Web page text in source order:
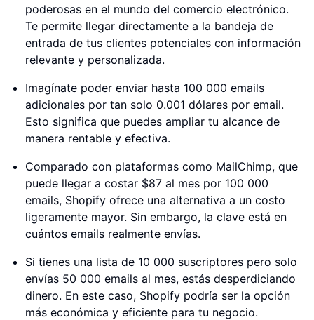
poderosas en el mundo del comercio electrónico.
Te permite llegar directamente a la bandeja de
entrada de tus clientes potenciales con información
relevante y personalizada.
Imagínate poder enviar hasta 100 000 emails
adicionales por tan solo 0.001 dólares por email.
Esto significa que puedes ampliar tu alcance de
manera rentable y efectiva.
Comparado con plataformas como MailChimp, que
puede llegar a costar $87 al mes por 100 000
emails, Shopify ofrece una alternativa a un costo
ligeramente mayor. Sin embargo, la clave está en
cuántos emails realmente envías.
Si tienes una lista de 10 000 suscriptores pero solo
envías 50 000 emails al mes, estás desperdiciando
dinero. En este caso, Shopify podría ser la opción
más económica y eficiente para tu negocio.